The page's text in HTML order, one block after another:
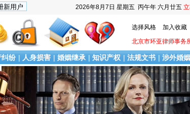
2026年8月7日 星期五 丙午年 六月廿五
选择风格 加入收藏
北京市环亚律师事务
纠纷 | 人身损害 | 婚姻继承 | 知识产权 | 法规文书 | 涉外婚姻